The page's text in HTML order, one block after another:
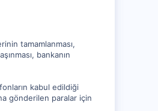
tamamlanması,
bankanın
kabul edildiği
gönderilen paralar için